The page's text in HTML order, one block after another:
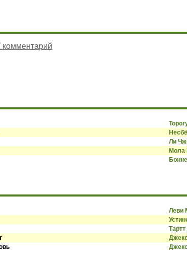
комментарий
Ли
Мола
Леви